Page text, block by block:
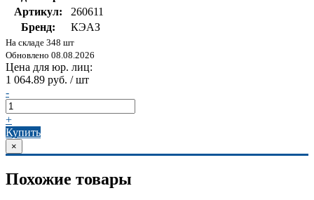
Артикул:
260611
Бренд:
КЭАЗ
На складе 348 шт
Обновлено 08.08.2026
Цена для юр. лиц:
1 064.89 руб. / шт
-
+
Купить
×
Похожие товары